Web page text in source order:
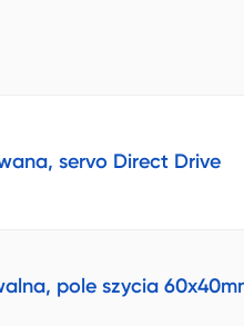
servo Direct Drive
pole szycia